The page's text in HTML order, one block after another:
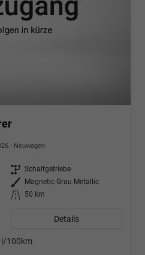
Neuwagen
Getriebe Schaltgetriebe
Außenfarbe
Magnetic Grau Metallic
Kilometerstand 50 km
Details
l/100km